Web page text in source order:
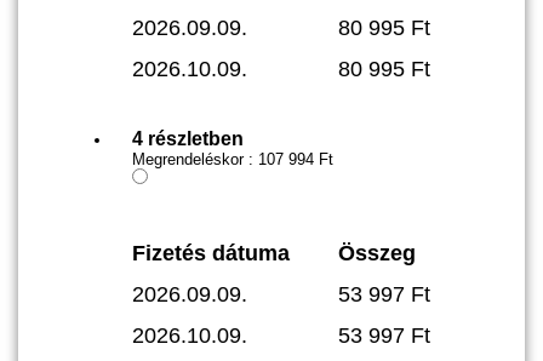
2026.09.09.
80 995 Ft
2026.10.09.
80 995 Ft
4 részletben
Megrendeléskor : 107 994 Ft
Fizetés dátuma
Összeg
2026.09.09.
53 997 Ft
2026.10.09.
53 997 Ft